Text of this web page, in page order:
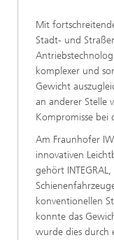
Mit
Stadt- und
komplexer und
Gewicht
an anderer Stelle
Kompromisse bei
Am Fraunhofer
innovativen
gehört
konventionellen
konnte das
wurde dies durch